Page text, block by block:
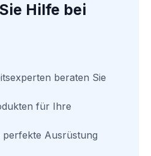
Hilfe bei
beraten Sie
für Ihre
perfekte Ausrüstung